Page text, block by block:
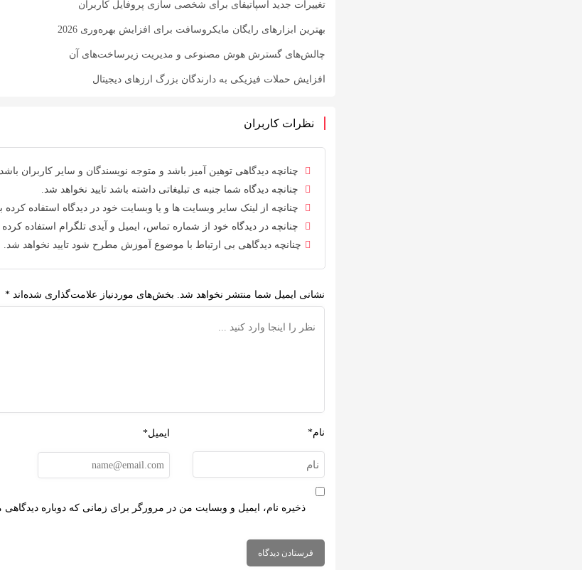
تغییرات جدید اسپاتیفای برای شخصی سازی پروفایل کاربران
بهترین ابزارهای رایگان مایکروسافت برای افزایش بهره‌وری 2026
چالش‌های گسترش هوش مصنوعی و مدیریت زیرساخت‌های آن
افزایش حملات فیزیکی به دارندگان بزرگ ارزهای دیجیتال
نظرات کاربران
چنانچه دیدگاهی توهین آمیز باشد و متوجه نویسندگان و سایر کاربران
چنانچه دیدگاه شما جنبه ی تبلیغاتی داشته باشد تایید نخواهد شد.
چنانچه از لینک سایر وبسایت ها و یا وبسایت خود در دیدگاه استفاده کرده
چنانچه در دیدگاه خود از شماره تماس، ایمیل و آیدی تلگرام استفاده کرده
چنانچه دیدگاهی بی ارتباط با موضوع آموزش مطرح شود تایید نخواهد شد.
نشانی ایمیل شما منتشر نخواهد شد. بخش‌های موردنیاز علامت‌گذاری شده‌اند *
نام* ایمیل*
ذخیره نام، ایمیل و وبسایت من در مرورگر برای زمانی که دوباره